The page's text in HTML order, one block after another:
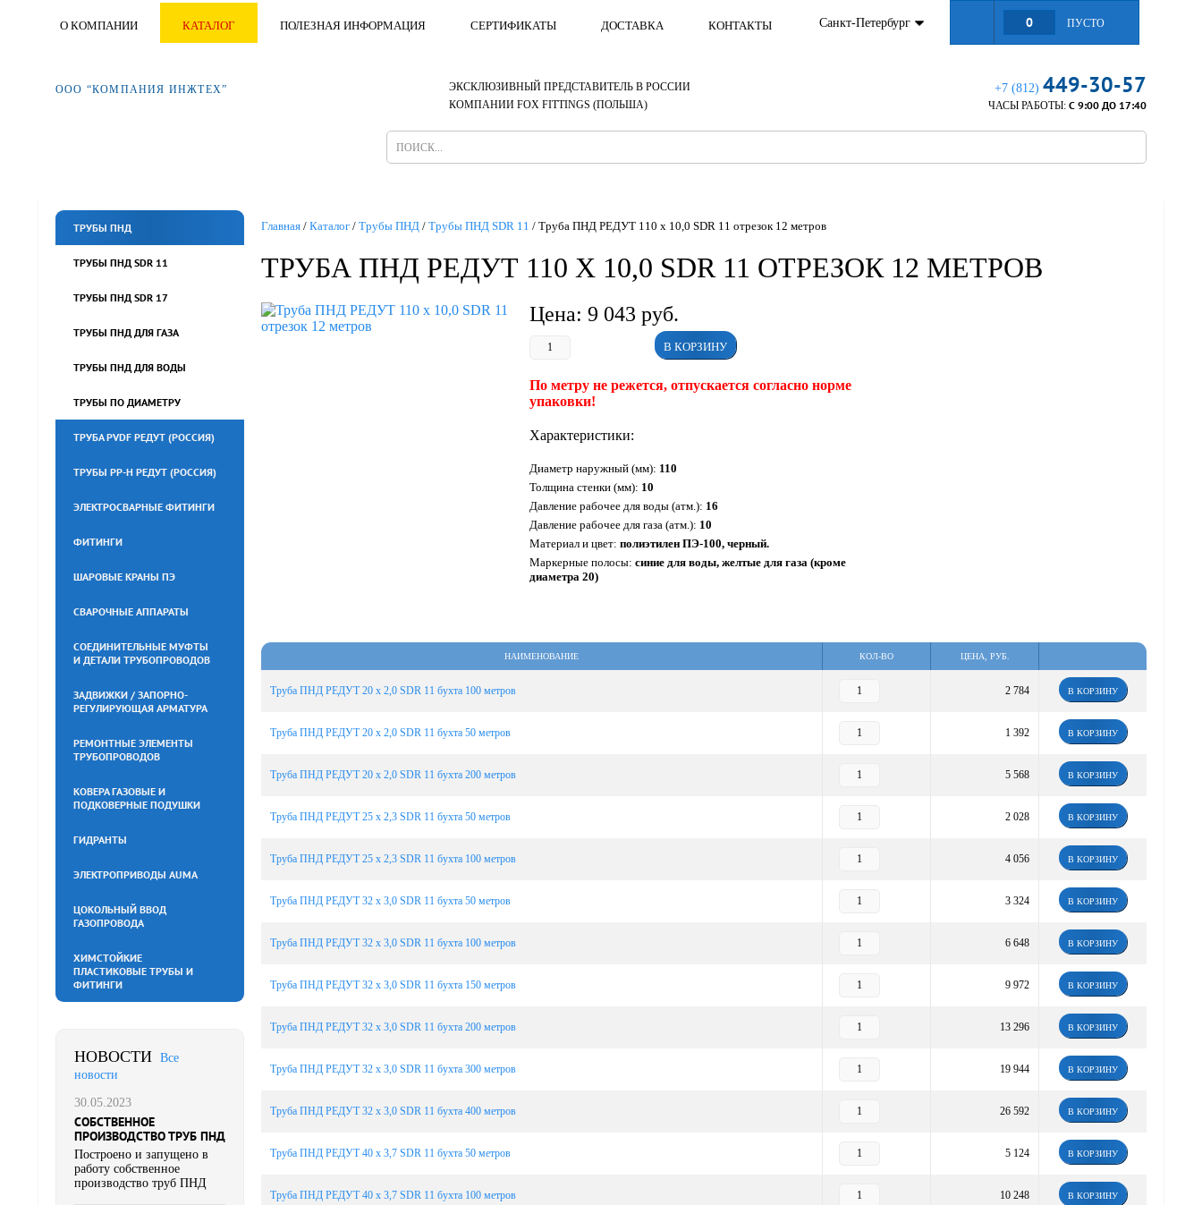
О КОМПАНИИ КАТАЛОГ ПОЛЕЗНАЯ ИНФОРМАЦИЯ СЕРТИФИКАТЫ ДОСТАВКА КОНТАКТЫ Санкт-Петербург 0 ПУСТО
ООО “КОМПАНИЯ ИНЖТЕХ”
ЭКСКЛЮЗИВНЫЙ ПРЕДСТАВИТЕЛЬ В РОССИИ
КОМПАНИИ FOX FITTINGS (ПОЛЬША)
+7 (812) 449-30-57
ЧАСЫ РАБОТЫ: С 9:00 ДО 17:40
ТРУБЫ ПНД
ТРУБЫ ПНД SDR 11
ТРУБЫ ПНД SDR 17
ТРУБЫ ПНД ДЛЯ ГАЗА
ТРУБЫ ПНД ДЛЯ ВОДЫ
ТРУБЫ ПО ДИАМЕТРУ
ТРУБА PVDF РЕДУТ (РОССИЯ)
ТРУБЫ PP-H РЕДУТ (РОССИЯ)
ЭЛЕКТРОСВАРНЫЕ ФИТИНГИ
ФИТИНГИ
ШАРОВЫЕ КРАНЫ ПЭ
СВАРОЧНЫЕ АППАРАТЫ
СОЕДИНИТЕЛЬНЫЕ МУФТЫ
И ДЕТАЛИ ТРУБОПРОВОДОВ
ЗАДВИЖКИ / ЗАПОРНО-
РЕГУЛИРУЮЩАЯ АРМАТУРА
РЕМОНТНЫЕ ЭЛЕМЕНТЫ
ТРУБОПРОВОДОВ
КОВЕРА ГАЗОВЫЕ И
ПОДКОВЕРНЫЕ ПОДУШКИ
ГИДРАНТЫ
ЭЛЕКТРОПРИВОДЫ AUMA
ЦОКОЛЬНЫЙ ВВОД
ГАЗОПРОВОДА
ХИМСТОЙКИЕ
ПЛАСТИКОВЫЕ ТРУБЫ И
ФИТИНГИ
НОВОСТИ Все
новости
30.05.2023
CОБСТВЕННОЕ
ПРОИЗВОДСТВО ТРУБ ПНД
Построено и запущено в
работу собственное
производство труб ПНД
Главная / Каталог / Трубы ПНД / Трубы ПНД SDR 11 / Труба ПНД РЕДУТ 110 х 10,0 SDR 11 отрезок 12 метров
ТРУБА ПНД РЕДУТ 110 Х 10,0 SDR 11 ОТРЕЗОК 12 МЕТРОВ
Цена: 9 043 руб.
В КОРЗИНУ
По метру не режется, отпускается согласно норме
упаковки!
Характеристики:
Диаметр наружный (мм): 110
Толщина стенки (мм): 10
Давление рабочее для воды (атм.): 16
Давление рабочее для газа (атм.): 10
Материал и цвет: полиэтилен ПЭ-100, черный.
Маркерные полосы: синие для воды, желтые для газа (кроме
диаметра 20)
НАИМЕНОВАНИЕ КОЛ-ВО ЦЕНА, РУБ.
Труба ПНД РЕДУТ 20 х 2,0 SDR 11 бухта 100 метров 2 784 В КОРЗИНУ
Труба ПНД РЕДУТ 20 х 2,0 SDR 11 бухта 50 метров 1 392 В КОРЗИНУ
Труба ПНД РЕДУТ 20 х 2,0 SDR 11 бухта 200 метров 5 568 В КОРЗИНУ
Труба ПНД РЕДУТ 25 х 2,3 SDR 11 бухта 50 метров 2 028 В КОРЗИНУ
Труба ПНД РЕДУТ 25 х 2,3 SDR 11 бухта 100 метров 4 056 В КОРЗИНУ
Труба ПНД РЕДУТ 32 х 3,0 SDR 11 бухта 50 метров 3 324 В КОРЗИНУ
Труба ПНД РЕДУТ 32 х 3,0 SDR 11 бухта 100 метров 6 648 В КОРЗИНУ
Труба ПНД РЕДУТ 32 х 3,0 SDR 11 бухта 150 метров 9 972 В КОРЗИНУ
Труба ПНД РЕДУТ 32 х 3,0 SDR 11 бухта 200 метров 13 296 В КОРЗИНУ
Труба ПНД РЕДУТ 32 х 3,0 SDR 11 бухта 300 метров 19 944 В КОРЗИНУ
Труба ПНД РЕДУТ 32 х 3,0 SDR 11 бухта 400 метров 26 592 В КОРЗИНУ
Труба ПНД РЕДУТ 40 х 3,7 SDR 11 бухта 50 метров 5 124 В КОРЗИНУ
Труба ПНД РЕДУТ 40 х 3,7 SDR 11 бухта 100 метров 10 248 В КОРЗИНУ